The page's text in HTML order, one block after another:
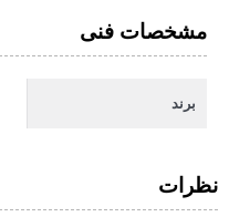
مشخصات فنی
برند
نظرات